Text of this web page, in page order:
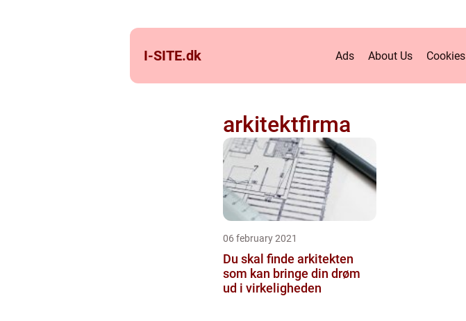
I-SITE.dk Ads About Us Cookies
arkitektfirma
06 february 2021
Du skal finde arkitekten
som kan bringe din drøm
ud i virkeligheden